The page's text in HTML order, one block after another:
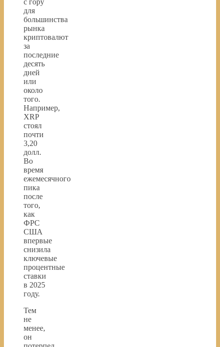
с гору
для
большинства
рынка
криптовалют
за
последние
десять
дней
или
около
того.
Например,
XRP
стоял
почти
3,20
долл.
Во
время
ежемесячного
пика
после
того,
как
ФРС
США
впервые
снизила
ключевые
процентные
ставки
в 2025
году.
Тем
не
менее,
он